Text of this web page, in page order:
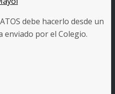
debe hacerlo desde un
enviado por el Colegio.